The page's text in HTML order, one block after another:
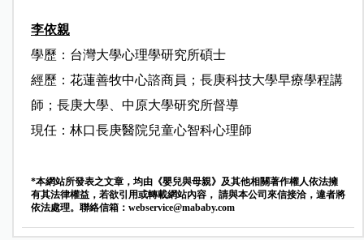
李依親
學歷：台灣大學心理學研究所碩士
經歷：花蓮善牧中心諮商員；長庚科技大學早療學程講
師；長庚大學、中原大學研究所督導
現任：林口長庚醫院兒童心智科心理師
*本網站所發表之文章，均由《嬰兒與母親》及其他相關著作權人依法擁
有其法律權益，若欲引用或轉載網站內容， 請與本公司來信接洽，違者將
依法處理。聯絡信箱： webservice@mababy.com